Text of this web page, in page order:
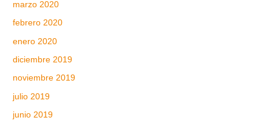
marzo 2020
febrero 2020
enero 2020
diciembre 2019
noviembre 2019
julio 2019
junio 2019